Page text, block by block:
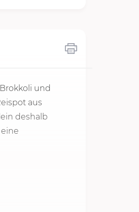
und
aus
deshalb